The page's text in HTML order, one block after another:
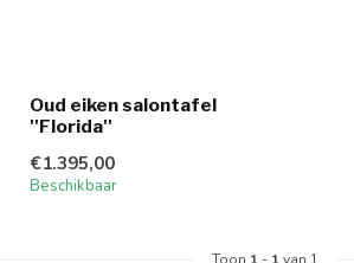
Oud eiken salontafel
''Florida''
€1.395,00
Beschikbaar